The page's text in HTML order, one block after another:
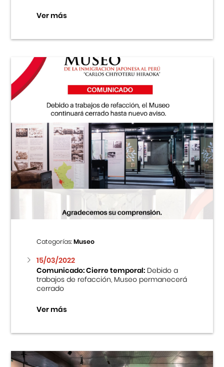
Ver más
Categorías:Museo
15/03/2022
Comunicado: Cierre temporal:Debido a
trabajos de refacción, Museo permanecerá
cerrado
Ver más